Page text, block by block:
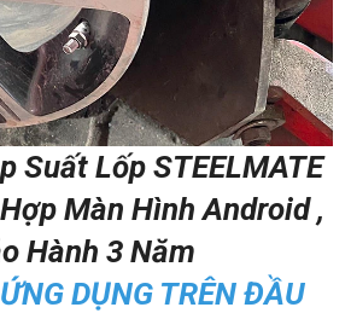
Suất Lốp STEELMATE
Màn Hình Android ,
Hành 3 Năm
DỤNG TRÊN ĐẦU